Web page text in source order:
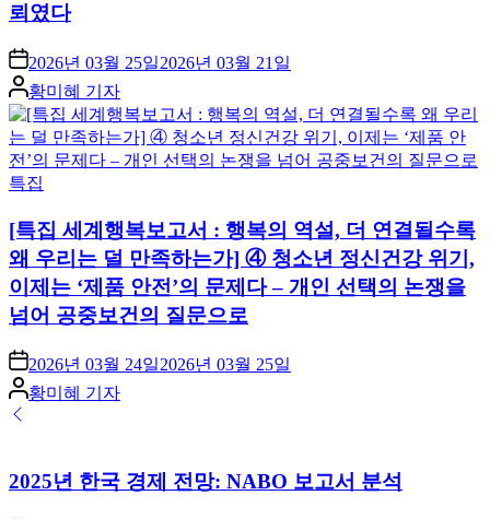
뢰였다
2026년 03월 25일2026년 03월 21일
Posted
by
황미혜 기자
Posted
특집
[특집 세계행복보고서 : 행복의 역설, 더 연결될수록
왜 우리는 덜 만족하는가] ④ 청소년 정신건강 위기,
이제는 ‘제품 안전’의 문제다 – 개인 선택의 논쟁을
넘어 공중보건의 질문으로
2026년 03월 24일2026년 03월 25일
Posted
by
황미혜 기자
2025년 한국 경제 전망: NABO 보고서 분석